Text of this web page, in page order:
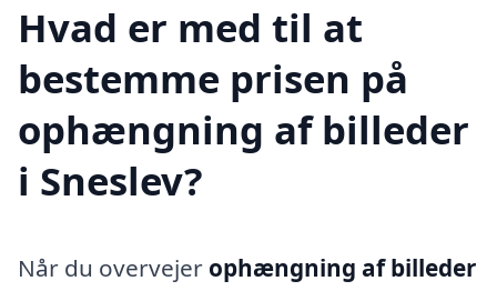
Hvad er med til at
bestemme prisen på
ophængning af billeder
i Sneslev?
Når du overvejer ophængning af billeder